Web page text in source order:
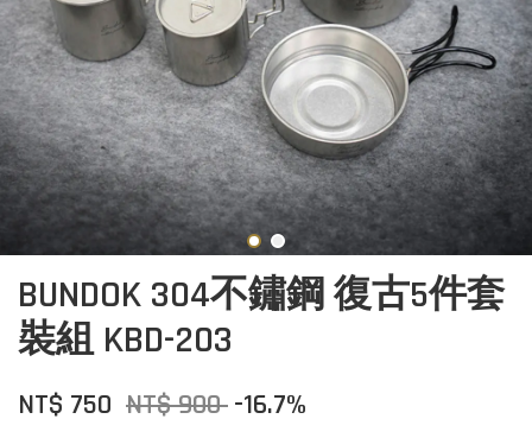
BUNDOK 304不鏽鋼 復古5件套
裝組 KBD-203
NT$ 750 NT$ 900 -16.7%